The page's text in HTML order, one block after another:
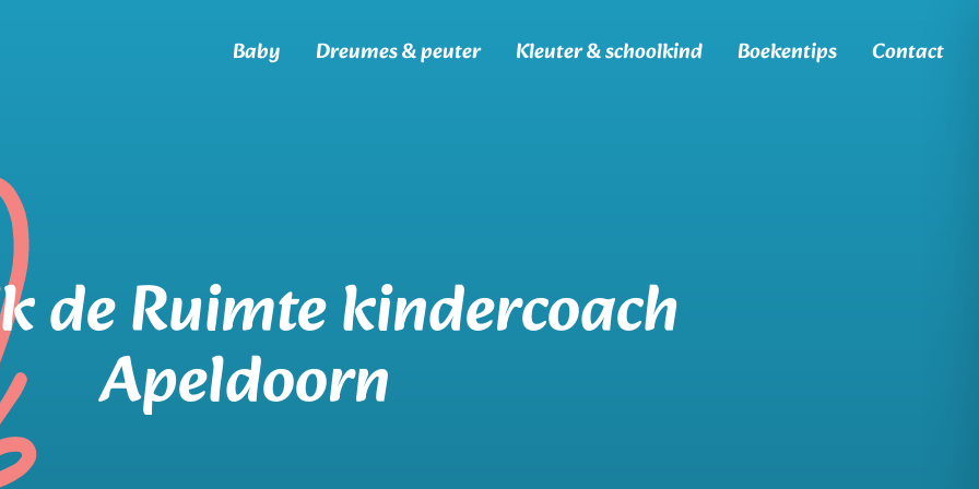
Baby Dreumes & peuter Kleuter & schoolkind Boekentips Contact
de Ruimte kindercoach
Apeldoorn